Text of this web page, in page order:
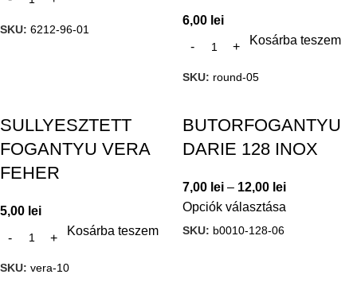
SKU: 6212-96-01
6,00 lei
Kosárba teszem
SKU: round-05
SULLYESZTETT
FOGANTYU VERA
FEHER
5,00 lei
Kosárba teszem
SKU: vera-10
BUTORFOGANTYU
DARIE 128 INOX
7,00 lei – 12,00 lei
Opciók választása
SKU: b0010-128-06